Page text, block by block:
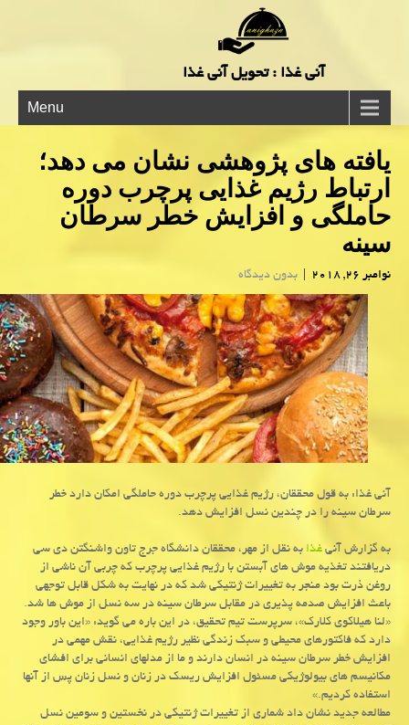
آنی غذا : تحویل آنی غذا
Menu
یافته های پژوهشی نشان می دهد؛
ارتباط رژیم غذایی پرچرب دوره
حاملگی و افزایش خطر سرطان
سینه
نوامبر 26, 2018 | بدون دیدگاه
آنی غذا: به قول محققان، رژیم غذایی پرچرب دوره حاملگی امكان دارد خطر
سرطان سینه را در چندین نسل افزایش دهد.
به گزارش آنیغذابه نقل از مهر، محققان دانشگاه جرج تاون واشنگتن دی سی
دریافتند تغذیه موش های آبستن با رژیم غذایی پرچرب كه چربی آن ناشی از
روغن ذرت بود منجر به تغییرات ژنتیكی شد كه در نهایت به شكل قابل توجهی
باعث افزایش صدمه پذیری در مقابل سرطان سینه در سه نسل از موش ها شد.
«لنا هیلاكوی كلارك»، سرپرست تیم تحقیق، در این باره می گوید: «این باور وجود
دارد كه فاكتورهای محیطی و سبك زندگی نظیر رژیم غذایی، نقش مهمی در
افزایش خطر سرطان سینه در انسان دارند و ما از مدلهای انسانی برای افشای
مكانیسم های بیولوژیكی مسئول افزایش ریسك در زنان و نسل زنان پس از آنها
استفاده كردیم.»
مطالعه جدید نشان داد شماری از تغییرات ژنتیكی در نخستین و سومین نسل